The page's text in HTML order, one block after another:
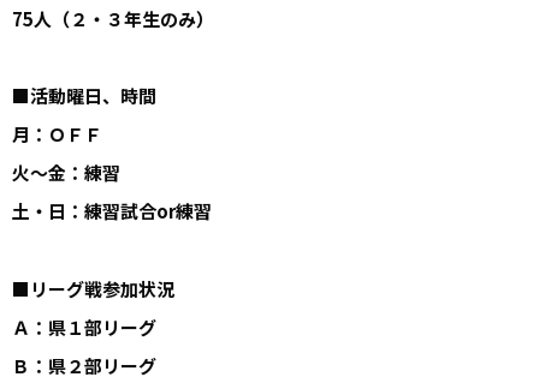
75人（２・３年生のみ）
■活動曜日、時間
月：ＯＦＦ
火～金：練習
土・日：練習試合or練習
■リーグ戦参加状況
Ａ：県１部リーグ
Ｂ：県２部リーグ